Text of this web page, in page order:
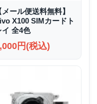
メール便送料無料】
X100 SIMカードト
イ 全4色
円(税込)